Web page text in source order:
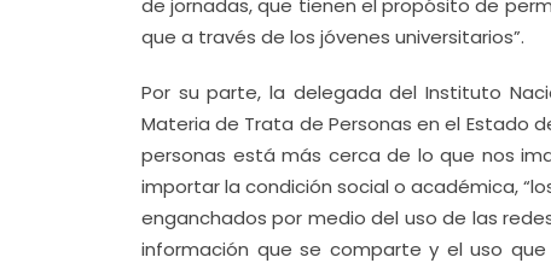
de jornadas, que tienen el propósito de
que a través de los jóvenes universitarios”.
Por su parte, la delegada del Instituto
Materia de Trata de Personas en el Estado
personas está más cerca de lo que nos
importar la condición social o académica,
enganchados por medio del uso de las
información que se comparte y el uso